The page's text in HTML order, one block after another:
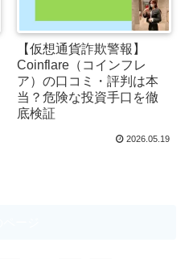
【仮想通貨詐欺警報】
Coinflare（コインフレ
ア）の口コミ・評判は本
当？危険な投資手口を徹
底検証
2026.05.19